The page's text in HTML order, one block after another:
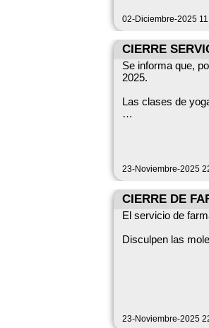
02-Diciembre-2025
CIERRE
Se informa que,
2025.
Las clases de
mantienen: clases
23-Noviembre-2025
CIERRE DE
El servicio de
Disculpen las
23-Noviembre-2025